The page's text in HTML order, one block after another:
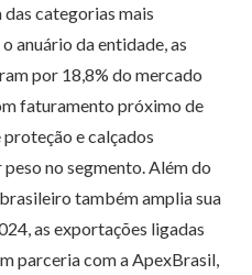
das categorias mais
anuário da entidade, as
por 18,8% do mercado
faturamento próximo de
e calçados
no segmento. Além do
também amplia sua
as exportações ligadas
parceria com a ApexBrasil,